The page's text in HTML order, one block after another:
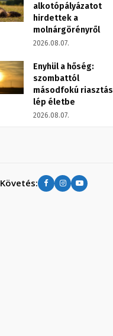
alkotópályázatot
hirdettek a
molnárgörényről
2026.08.07.
Enyhül a hőség:
szombattól
másodfokú riasztás
lép életbe
2026.08.07.
Követés: